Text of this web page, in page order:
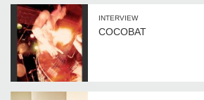
INTERVIEW
COCOBAT